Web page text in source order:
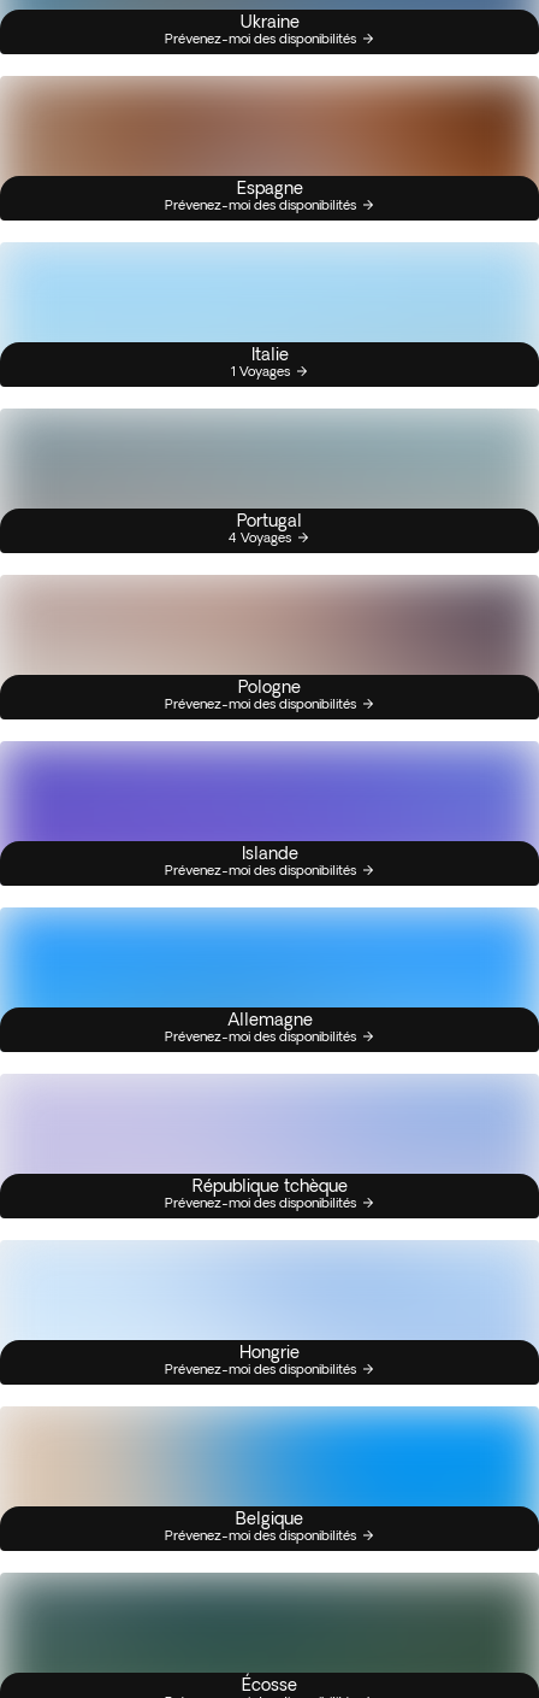
Ukraine
Prévenez-moi des disponibilités
Espagne
Prévenez-moi des disponibilités
Italie
1 Voyages
Portugal
4 Voyages
Pologne
Prévenez-moi des disponibilités
Islande
Prévenez-moi des disponibilités
Allemagne
Prévenez-moi des disponibilités
République tchèque
Prévenez-moi des disponibilités
Hongrie
Prévenez-moi des disponibilités
Belgique
Prévenez-moi des disponibilités
Écosse